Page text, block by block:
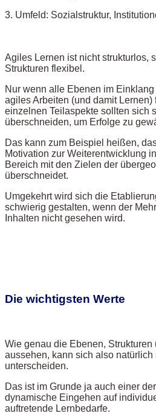
3. Umfeld: Sozialstruktur,
Agiles Lernen ist nicht strukturlos,
Strukturen flexibel.
Nur wenn alle Ebenen im
agiles Arbeiten (und damit
einzelnen Teilaspekte sollten sich
überschneiden, um Erfolge zu
Das kann zum Beispiel heißen,
Motivation zur Weiterentwicklung
Bereich mit den Zielen der
überschneidet.
Umgekehrt wird sich die
schwierig gestalten, wenn der
Inhalten nicht gesehen wird.
Die wichtigsten Werte
Wie genau die Ebenen,
aussehen, kann sich also natürlich
unterscheiden.
Das ist im Grunde ja auch einer
dynamische Eingehen auf
auftretende Lernbedarfe.